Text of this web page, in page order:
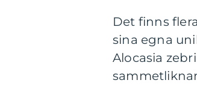
Det finns
sina egna
Alocasia